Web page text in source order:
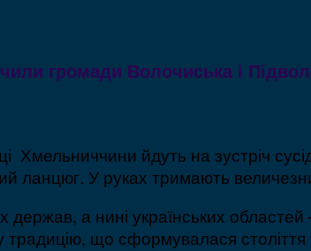
громади Волочиська і
йдуть на зустріч
ланцюг. У руках тримають
держав, а нині українських
традицію, що сформувалася